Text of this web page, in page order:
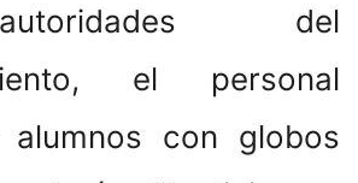
del
el personal
con globos